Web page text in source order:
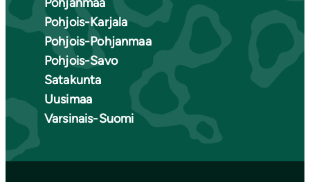
Pohjanmaa
Pohjois-Karjala
Pohjois-Pohjanmaa
Pohjois-Savo
Satakunta
Uusimaa
Varsinais-Suomi